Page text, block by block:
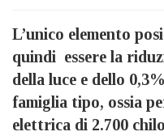
L’unico elemento
quindi essere la
della luce e dello
famiglia tipo, ossia
elettrica di 2.700